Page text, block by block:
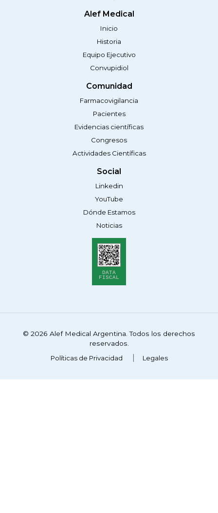
Alef Medical
Inicio
Historia
Equipo Ejecutivo
Convupidiol
Comunidad
Farmacovigilancia
Pacientes
Evidencias científicas
Congresos
Actividades Científicas
Social
Linkedin
YouTube
Dónde Estamos
Noticias
DATA
FISCAL
© 2026 Alef Medical Argentina. Todos los derechos
reservados.
Políticas de Privacidad
Legales